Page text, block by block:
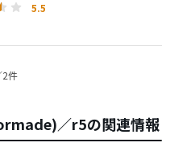
5.5
2件
／r5の関連情報